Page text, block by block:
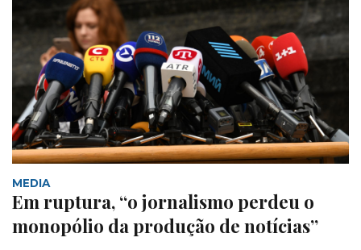
MEDIA
Em ruptura, “o jornalismo perdeu o
monopólio da produção de notícias”